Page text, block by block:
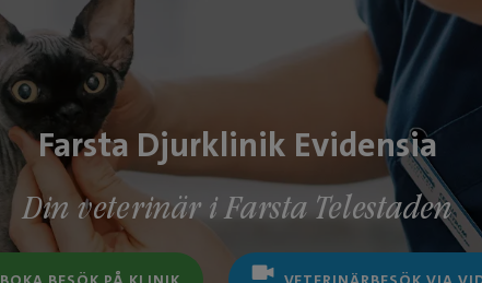
Farsta Djurklinik Evidensia
Din veterinär i Farsta Telestaden